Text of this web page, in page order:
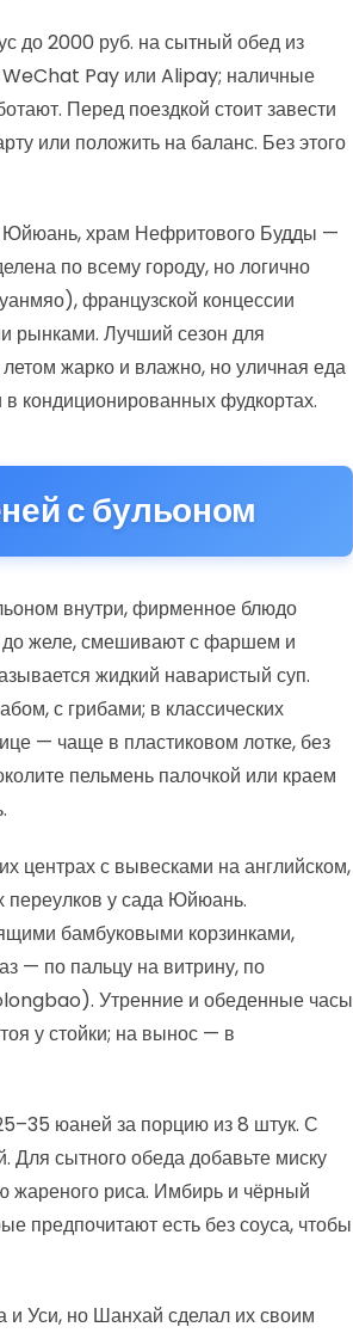
до 2000 руб. на сытный обед из
WeChat Pay или Alipay; наличные
Перед поездкой стоит завести
или положить на баланс. Без этого
Юйюань, храм Нефритового Будды —
по всему городу, но логично
французской концессии
рынками. Лучший сезон для
жарко и влажно, но уличная еда
кондиционированных фудкортах.
с бульоном
внутри, фирменное блюдо
до желе, смешивают с фаршем и
жидкий наваристый суп.
с грибами; в классических
— чаще в пластиковом лотке, без
пельмень палочкой или краем
центрах с вывесками на английском,
переулков у сада Юйюань.
бамбуковыми корзинками,
— по пальцу на витрину, по
Утренние и обеденные часы
у стойки; на вынос — в
юаней за порцию из 8 штук. С
сытного обеда добавьте миску
жареного риса. Имбирь и чёрный
предпочитают есть без соуса, чтобы
Уси, но Шанхай сделал их своим